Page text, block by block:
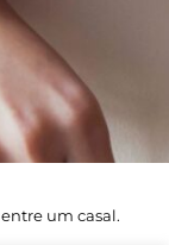
um casal.